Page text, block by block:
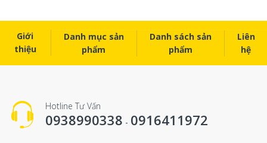
Két giải nhiệt máy nén khí Atlas Copco 1202 1696 80
Két giải nhiệt máy nén khí Atlas Copco 1202 2497 81
Két giải nhiệt máy nén khí Atlas Copco 1202 3845 80
Giới
thiệu
Danh mục sản
phẩm
Danh sách sản
phẩm
Liên
hệ
Hotline Tư Vấn
0938990338 - 0916411972